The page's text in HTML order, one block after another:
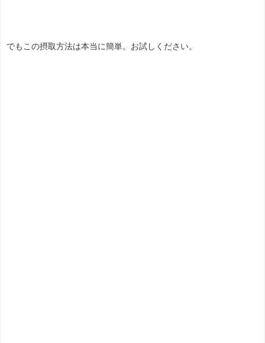
でもこの摂取方法は本当に簡単。お試しください。